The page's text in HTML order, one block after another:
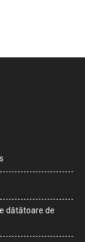
dătătoare de